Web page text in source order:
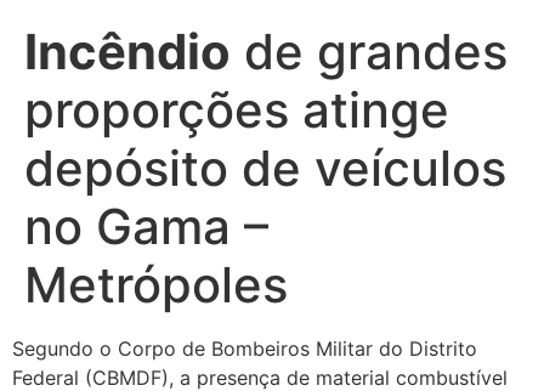
Incêndio de grandes
proporções atinge
depósito de veículos
no Gama –
Metrópoles
Segundo o Corpo de Bombeiros Militar do Distrito
Federal (CBMDF), a presença de material combustível